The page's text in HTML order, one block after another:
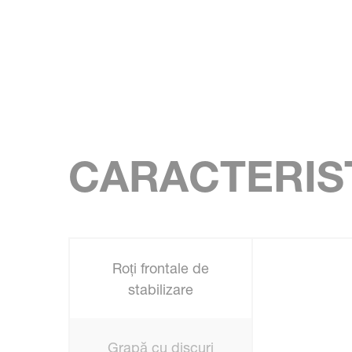
Roți frontale de
stabilizare
Grapă cu discuri